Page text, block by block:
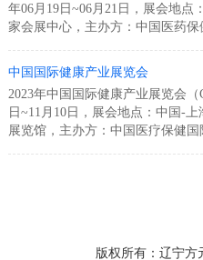
年06月19日~06月21日，展会地点
家会展中心，主办方：中国医药
中国国际健康产业展览会
2023年中国国际健康产业展览会
日~11月10日，展会地点：中国-
展览馆，主办方：中国医疗保健
版权所有：辽宁方